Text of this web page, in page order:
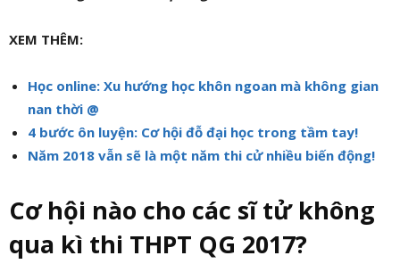
XEM THÊM:
Học online: Xu hướng học khôn ngoan mà không gian
nan thời @
4 bước ôn luyện: Cơ hội đỗ đại học trong tầm tay!
Năm 2018 vẫn sẽ là một năm thi cử nhiều biến động!
Cơ hội nào cho các sĩ tử không
qua kì thi THPT QG 2017?